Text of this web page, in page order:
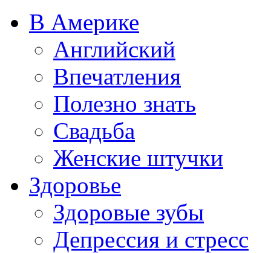
В Америке
Английский
Впечатления
Полезно знать
Свадьба
Женские штучки
Здоровье
Здоровые зубы
Депрессия и стресс